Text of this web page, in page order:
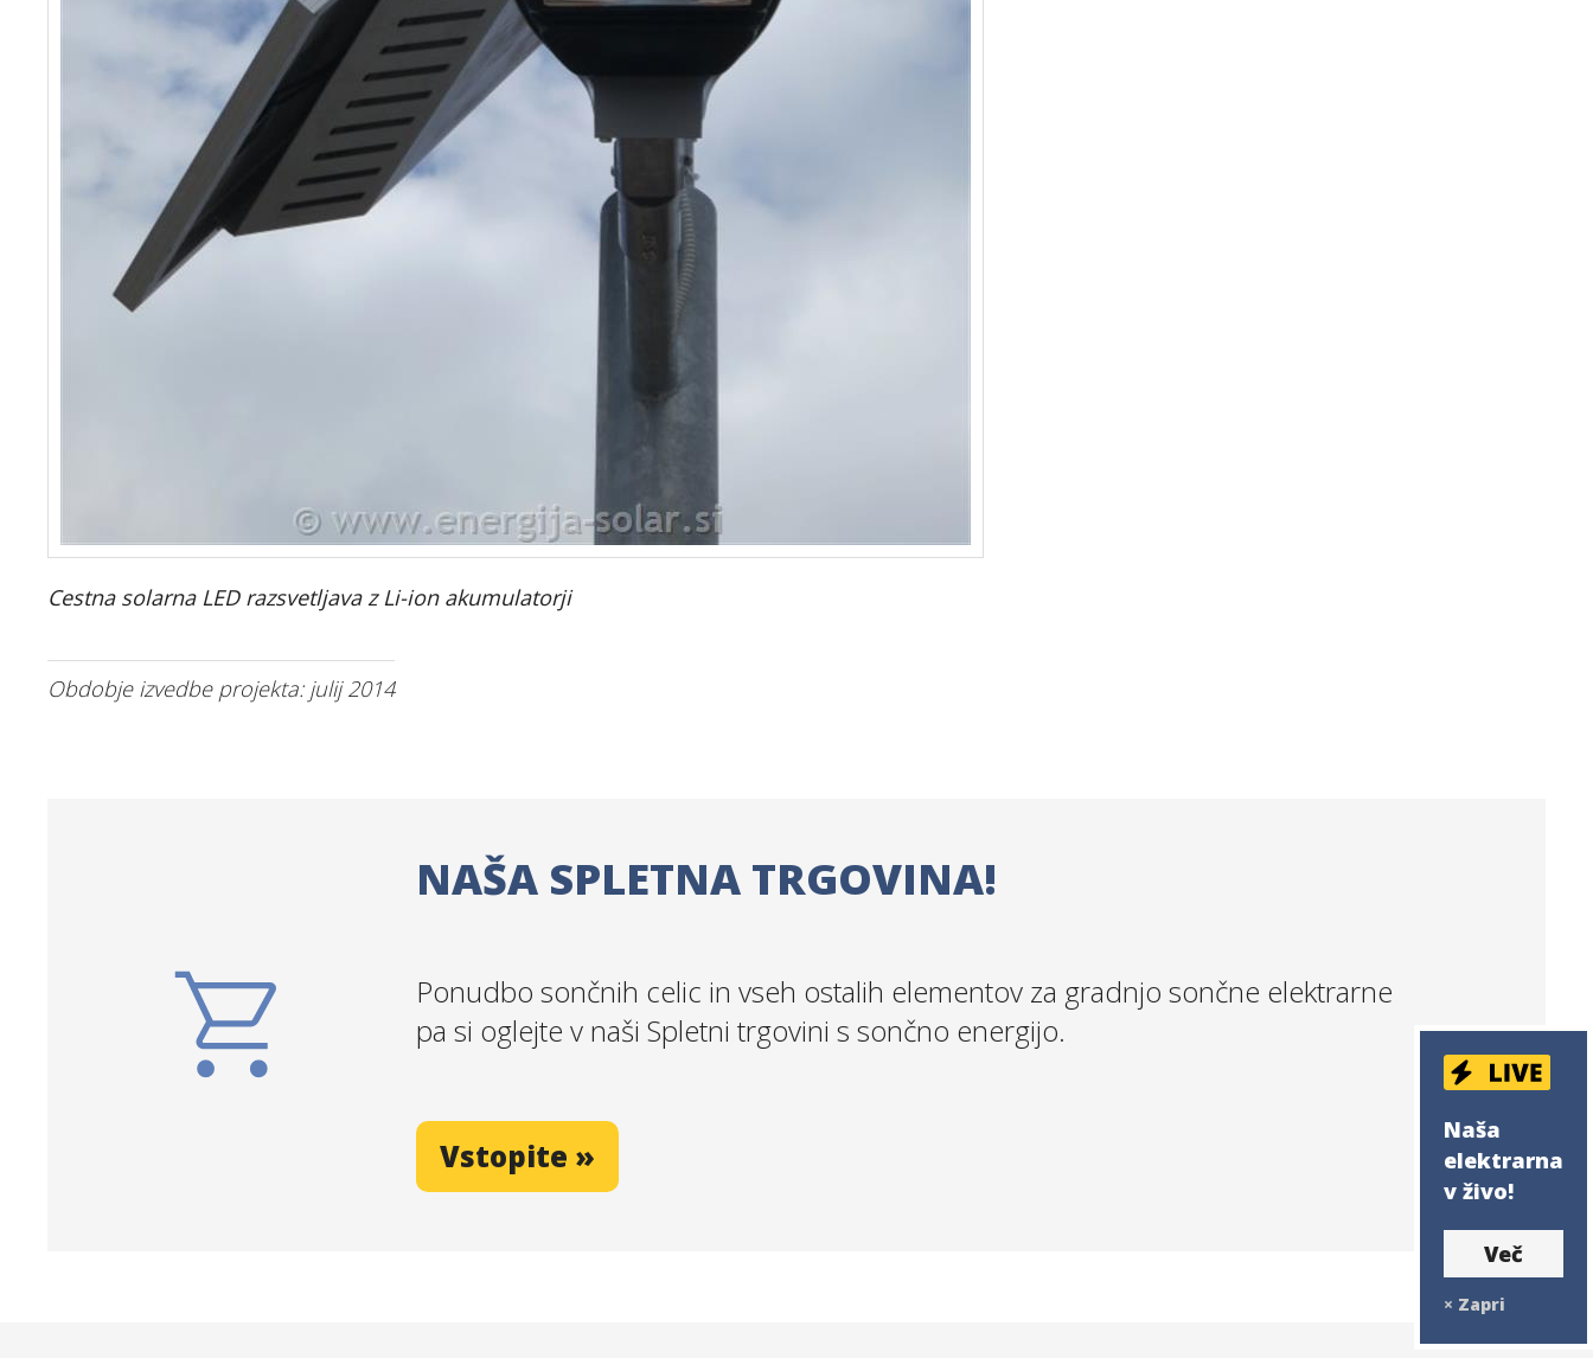
Naša
elektrarna
v živo!
Več
× Zapri
Cestna solarna LED razsvetljava z Li-ion akumulatorji
Obdobje izvedbe projekta: julij 2014
NAŠA SPLETNA TRGOVINA!
Ponudbo sončnih celic in vseh ostalih elementov za gradnjo sončne elektrarne
pa si oglejte v naši Spletni trgovini s sončno energijo.
Vstopite »